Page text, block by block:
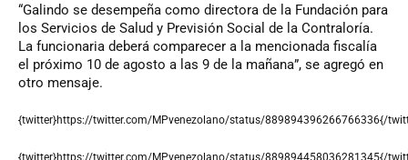
“Galindo se desempeña como directora de la Fundación para
los Servicios de Salud y Previsión Social de la Contraloría.
La funcionaria deberá comparecer a la mencionada fiscalía
el próximo 10 de agosto a las 9 de la mañana”, se agregó en
otro mensaje.
{twitter}https://twitter.com/MPvenezolano/status/889894396266766336{/
{twitter}https://twitter.com/MPvenezolano/status/889894458036281345{/